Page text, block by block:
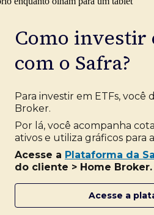
Como investir
com o Safra?
Para investir em ETFs, você
Broker.
Por lá, você acompanha
ativos e utiliza gráficos para
Acesse a Plataforma da
do cliente > Home Broker.
Acesse a